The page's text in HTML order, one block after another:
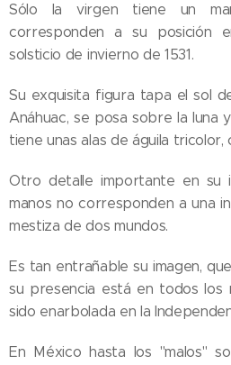
Sólo la virgen tiene un
corresponden a su posición
solsticio de invierno de 1531.
Su exquisita figura tapa el sol
Anáhuac, se posa sobre la luna
tiene unas alas de águila
Otro detalle importante en su
manos no corresponden a una
mestiza de dos mundos.
Es tan entrañable su imagen,
su presencia está en todos los
sido enarbolada en la
En México hasta los "malos"